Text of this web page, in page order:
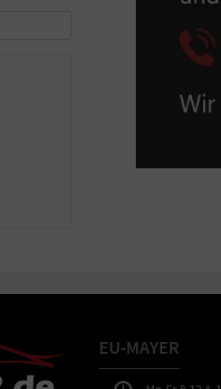
EU-MAYER